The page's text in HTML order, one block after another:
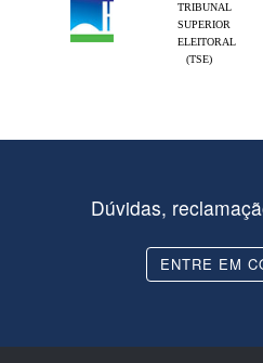
TRIBUNAL
SUPERIOR
ELEITORAL
(TSE)
Dúvidas,
ENTRE EM